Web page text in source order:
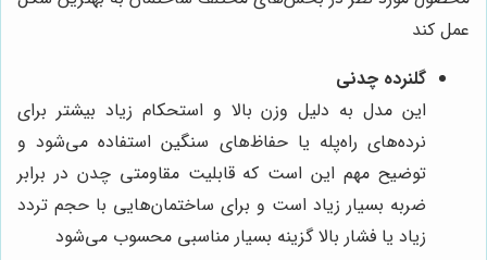
عمل کند
گلنرده چدنی
این مدل به دلیل وزن بالا و استحکام زیاد بیشتر برای
نرده‌های راه‌پله یا حفاظ‌های سنگین استفاده می‌شود و
توضیح مهم این است که قابلیت مقاومتی چدن در برابر
ضربه بسیار زیاد است و برای ساختمان‌هایی با حجم تردد
زیاد یا فشار بالا گزینه بسیار مناسبی محسوب می‌شود